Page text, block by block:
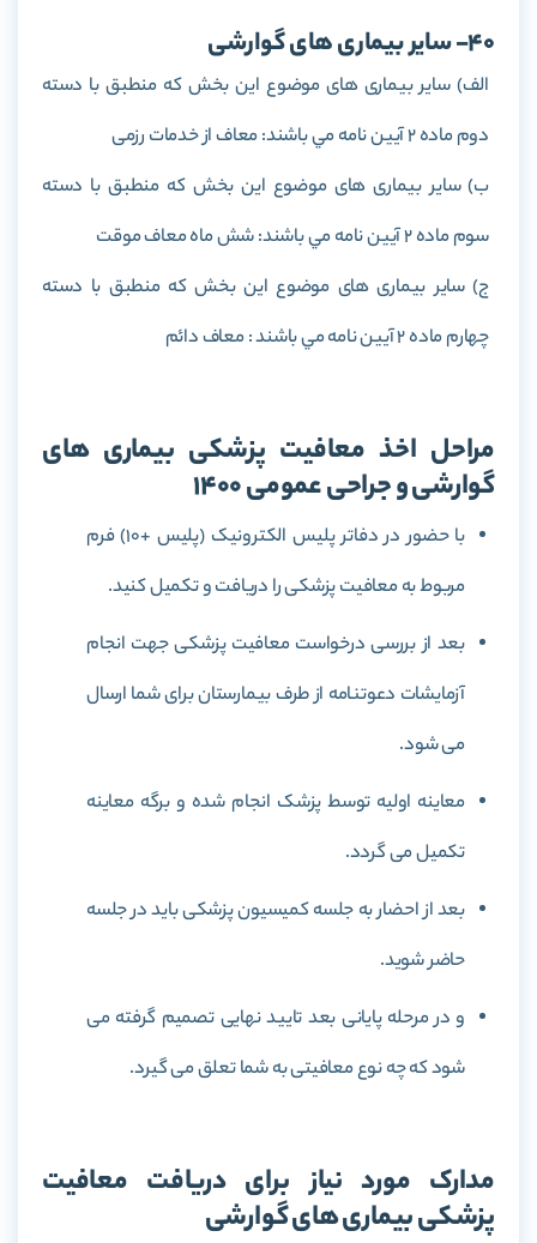
40- سایر بیماری های گوارشی
الف) ساير بيماری های موضوع اين بخش که منطبق با دسته
دوم ماده 2 آيين نامه مي باشند: معاف از خدمات رزمی
ب) ساير بيماری های موضوع اين بخش که منطبق با دسته
سوم ماده 2 آيين نامه مي باشند: شش ماه معاف موقت
ج) ساير بيماری های موضوع اين بخش که منطبق با دسته
چهارم ماده 2 آيين نامه مي باشند : معاف دائم
مراحل اخذ معافیت پزشکی بیماری های
گوارشی و جراحی عمومی 1400
با حضور در دفاتر پلیس الکترونیک (پلیس +10) فرم
مربوط به معافیت پزشکی را دریافت و تکمیل کنید.
بعد از بررسی درخواست معافیت پزشکی جهت انجام
آزمایشات دعوتنامه از طرف بیمارستان برای شما ارسال
می شود.
معاینه اولیه توسط پزشک انجام شده و برگه معاینه
تکمیل می گردد.
بعد از احضار به جلسه کمیسیون پزشکی باید در جلسه
حاضر شوید.
و در مرحله پایانی بعد تایید نهایی تصمیم گرفته می
شود که چه نوع معافیتی به شما تعلق می گیرد.
مدارک مورد نیاز برای دریافت معافیت
پزشکی بیماری های گوارشی